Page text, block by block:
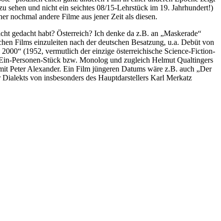
sehen und nicht ein seichtes 08/15-Lehrstück im 19. Jahrhundert!)
nochmal andere Filme aus jener Zeit als diesen.
gedacht habt? Österreich? Ich denke da z.B. an „Maskerade“
Films einzuleiten nach der deutschen Besatzung, u.a. Debüt von
(1952, vermutlich der einzige österreichische Science-Fiction-
Personen-Stück bzw. Monolog und zugleich Helmut Qualtingers
Peter Alexander. Ein Film jüngeren Datums wäre z.B. auch „Der
von insbesonders des Hauptdarstellers Karl Merkatz